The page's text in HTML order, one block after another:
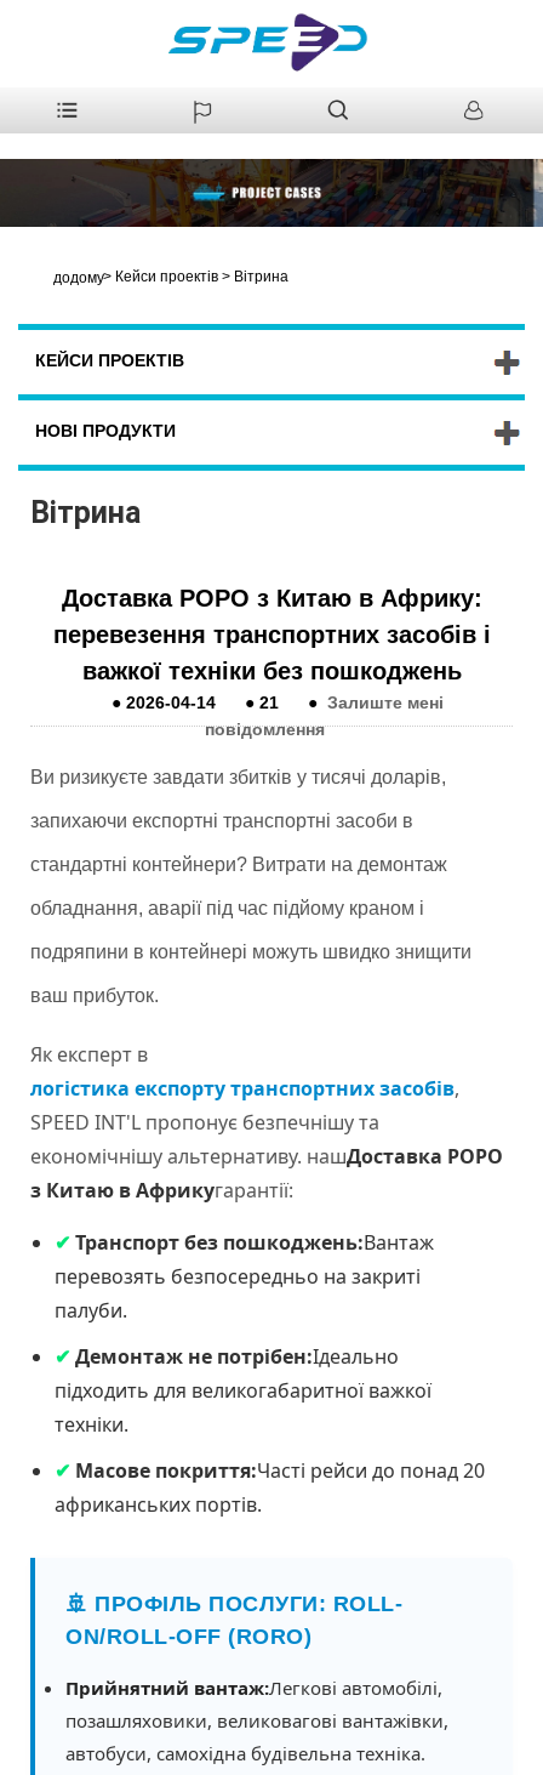
додому> Кейси проектів > Вітрина
КЕЙСИ ПРОЕКТІВ
НОВІ ПРОДУКТИ
Вітрина
Доставка РОРО з Китаю в Африку:
перевезення транспортних засобів і
важкої техніки без пошкоджень
●2026-04-14 ●21 ● Залиште мені
повідомлення
Ви ризикуєте завдати збитків у тисячі доларів,
запихаючи експортні транспортні засоби в
стандартні контейнери? Витрати на демонтаж
обладнання, аварії під час підйому краном і
подряпини в контейнері можуть швидко знищити
ваш прибуток.
Як експерт в
логістика експорту транспортних засобів,
SPEED INT'L пропонує безпечнішу та
економічнішу альтернативу. нашДоставка РОРО
з Китаю в Африкугарантії:
✔ Транспорт без пошкоджень:Вантаж
перевозять безпосередньо на закриті
палуби.
✔ Демонтаж не потрібен:Ідеально
підходить для великогабаритної важкої
техніки.
✔ Масове покриття:Часті рейси до понад 20
африканських портів.
🚢 ПРОФІЛЬ ПОСЛУГИ: ROLL-
ON/ROLL-OFF (RORO)
Прийнятний вантаж:Легкові автомобілі,
позашляховики, великовагові вантажівки,
автобуси, самохідна будівельна техніка.